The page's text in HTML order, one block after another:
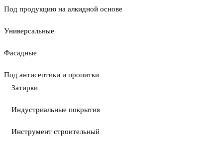
Под продукцию на алкидной основе
Универсальные
Фасадные
Под антисептики и пропитки
Затирки
Индустриальные покрытия
Инструмент строительный